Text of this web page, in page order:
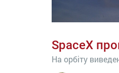
SpaceX
На орбіту